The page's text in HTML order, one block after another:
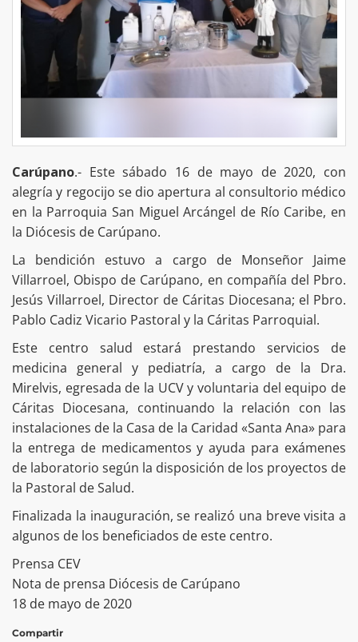
Carúpano.- Este sábado 16 de mayo de 2020, con
alegría y regocijo se dio apertura al consultorio médico
en la Parroquia San Miguel Arcángel de Río Caribe, en
la Diócesis de Carúpano.
La bendición estuvo a cargo de Monseñor Jaime
Villarroel, Obispo de Carúpano, en compañía del Pbro.
Jesús Villarroel, Director de Cáritas Diocesana; el Pbro.
Pablo Cadiz Vicario Pastoral y la Cáritas Parroquial.
Este centro salud estará prestando servicios de
medicina general y pediatría, a cargo de la Dra.
Mirelvis, egresada de la UCV y voluntaria del equipo de
Cáritas Diocesana, continuando la relación con las
instalaciones de la Casa de la Caridad «Santa Ana» para
la entrega de medicamentos y ayuda para exámenes
de laboratorio según la disposición de los proyectos de
la Pastoral de Salud.
Finalizada la inauguración, se realizó una breve visita a
algunos de los beneficiados de este centro.
Prensa CEV
Nota de prensa Diócesis de Carúpano
18 de mayo de 2020
Compartir